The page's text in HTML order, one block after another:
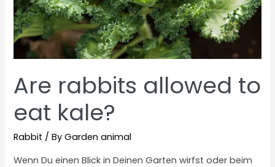
Are rabbits allowed to
eat kale?
Rabbit / ByGarden animal
Wenn Du einen Blick in Deinen Garten wirfst oder beim